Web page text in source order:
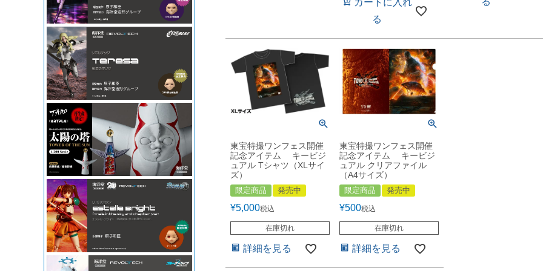
る
東宝特撮ワンフェス開催
記念アイテム キービジ
ュアル Tシャツ（XLサイ
ズ）
限定商品 発売中
¥5,000税込
在庫切れ
詳細を見る
東宝特撮ワンフェス開催
記念アイテム キービジ
ュアル クリアファイル
（A4サイズ）
限定商品 発売中
¥500税込
在庫切れ
詳細を見る